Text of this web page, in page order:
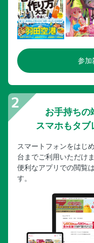
参加
お手持ちの
スマホもタブ
スマートフォンをはじ
台までご利用いただけま
便利なアプリでの閲覧
す。